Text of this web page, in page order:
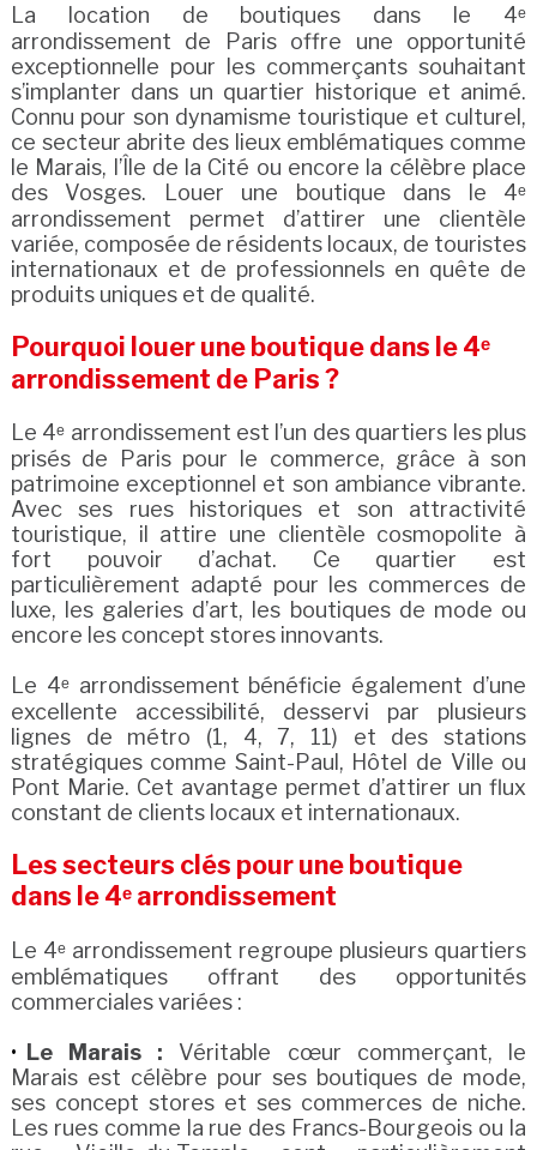
La location de boutiques dans le 4ᵉ
arrondissement de Paris offre une opportunité
exceptionnelle pour les commerçants souhaitant
s’implanter dans un quartier historique et animé.
Connu pour son dynamisme touristique et culturel,
ce secteur abrite des lieux emblématiques comme
le Marais, l’Île de la Cité ou encore la célèbre place
des Vosges. Louer une boutique dans le 4ᵉ
arrondissement permet d’attirer une clientèle
variée, composée de résidents locaux, de touristes
internationaux et de professionnels en quête de
produits uniques et de qualité.
Pourquoi louer une boutique dans le 4ᵉ
arrondissement de Paris ?
Le 4ᵉ arrondissement est l’un des quartiers les plus
prisés de Paris pour le commerce, grâce à son
patrimoine exceptionnel et son ambiance vibrante.
Avec ses rues historiques et son attractivité
touristique, il attire une clientèle cosmopolite à
fort pouvoir d’achat. Ce quartier est
particulièrement adapté pour les commerces de
luxe, les galeries d’art, les boutiques de mode ou
encore les concept stores innovants.
Le 4ᵉ arrondissement bénéficie également d’une
excellente accessibilité, desservi par plusieurs
lignes de métro (1, 4, 7, 11) et des stations
stratégiques comme Saint-Paul, Hôtel de Ville ou
Pont Marie. Cet avantage permet d’attirer un flux
constant de clients locaux et internationaux.
Les secteurs clés pour une boutique
dans le 4ᵉ arrondissement
Le 4ᵉ arrondissement regroupe plusieurs quartiers
emblématiques offrant des opportunités
commerciales variées :
Le Marais : Véritable cœur commerçant, le
Marais est célèbre pour ses boutiques de mode,
ses concept stores et ses commerces de niche.
Les rues comme la rue des Francs-Bourgeois ou la